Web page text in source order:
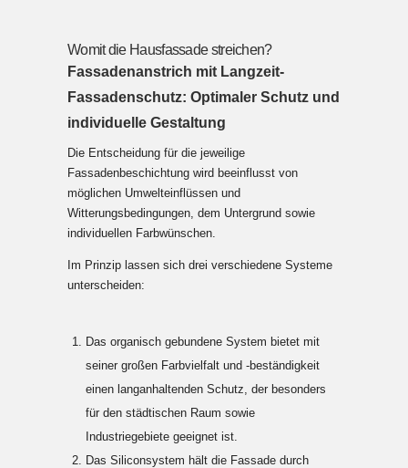
Womit die Hausfassade streichen?
Fassadenanstrich mit Langzeit-
Fassadenschutz: Optimaler Schutz und
individuelle Gestaltung
Die Entscheidung für die jeweilige
Fassadenbeschichtung wird beeinflusst von
möglichen Umwelteinflüssen und
Witterungsbedingungen, dem Untergrund sowie
individuellen Farbwünschen.
Im Prinzip lassen sich drei verschiedene Systeme
unterscheiden:
Das organisch gebundene System bietet mit
seiner großen Farbvielfalt und ‑beständigkeit
einen langanhaltenden Schutz, der besonders
für den städtischen Raum sowie
Industriegebiete geeignet ist.
Das Siliconsystem hält die Fassade durch